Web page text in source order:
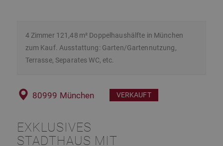
4 Zimmer 121,48 m² Doppelhaushälfte in München
zum Kauf. Ausstattung: Garten/Gartennutzung,
Terrasse, Separates WC, etc.
80999 München VERKAUFT
EXKLUSIVES
STADTHAUS MIT